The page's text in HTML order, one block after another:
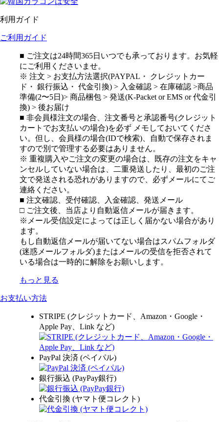
利用ガイド
ご利用ガイド
■ ご注文は24時間365日いつでも承っております。お気軽
にご利用くださいませ。
※ 注文 > お支払方法選択(PAYPAL・ クレジットカー
ド・ 銀行振込・ 代金引換) > 入金確認 > 在庫確認 >商品
準備(2〜5日)> 商品梱包 > 発送(K-Packet or EMS or 代金引
換) > 後お届け
■ 非会員様注文の場合、注文番号と承認番号(クレジット
カートでお支払いの場合)を必ず メモしておいてくださ
い。但し、会員様の場合(IDで検索)、自動で保存されま
すので別で管理する必要はありません。
※ 重複購入やご注文の変更の場合は、既存の注文をキャ
ンセルしていない場合は、二重発送したり、最初のご注
文で発送される恐れがありますので、必ずメールにてご
連絡ください。
■ 注文確認、受付確認、入金確認、発送メール
□ ご注文後、当店より自動返信メールが届きます。
※メール受信設定によっては正しく届かない場合があり
ます。
もし自動返信メールが届いてない場合はスパムフォルダ
(迷惑メールフォルダ)またはメールの受信を拒否されて
いる場合は一時的に解除をお願いします。
もっと見る
お支払い方法
STRIPE (クレジットカード、Amazon・Google・
Apple Pay、Link など)
PayPal 決済 (ペイパル)
銀行振込 (PayPay銀行)
代金引換 (ヤマト便コレクト)